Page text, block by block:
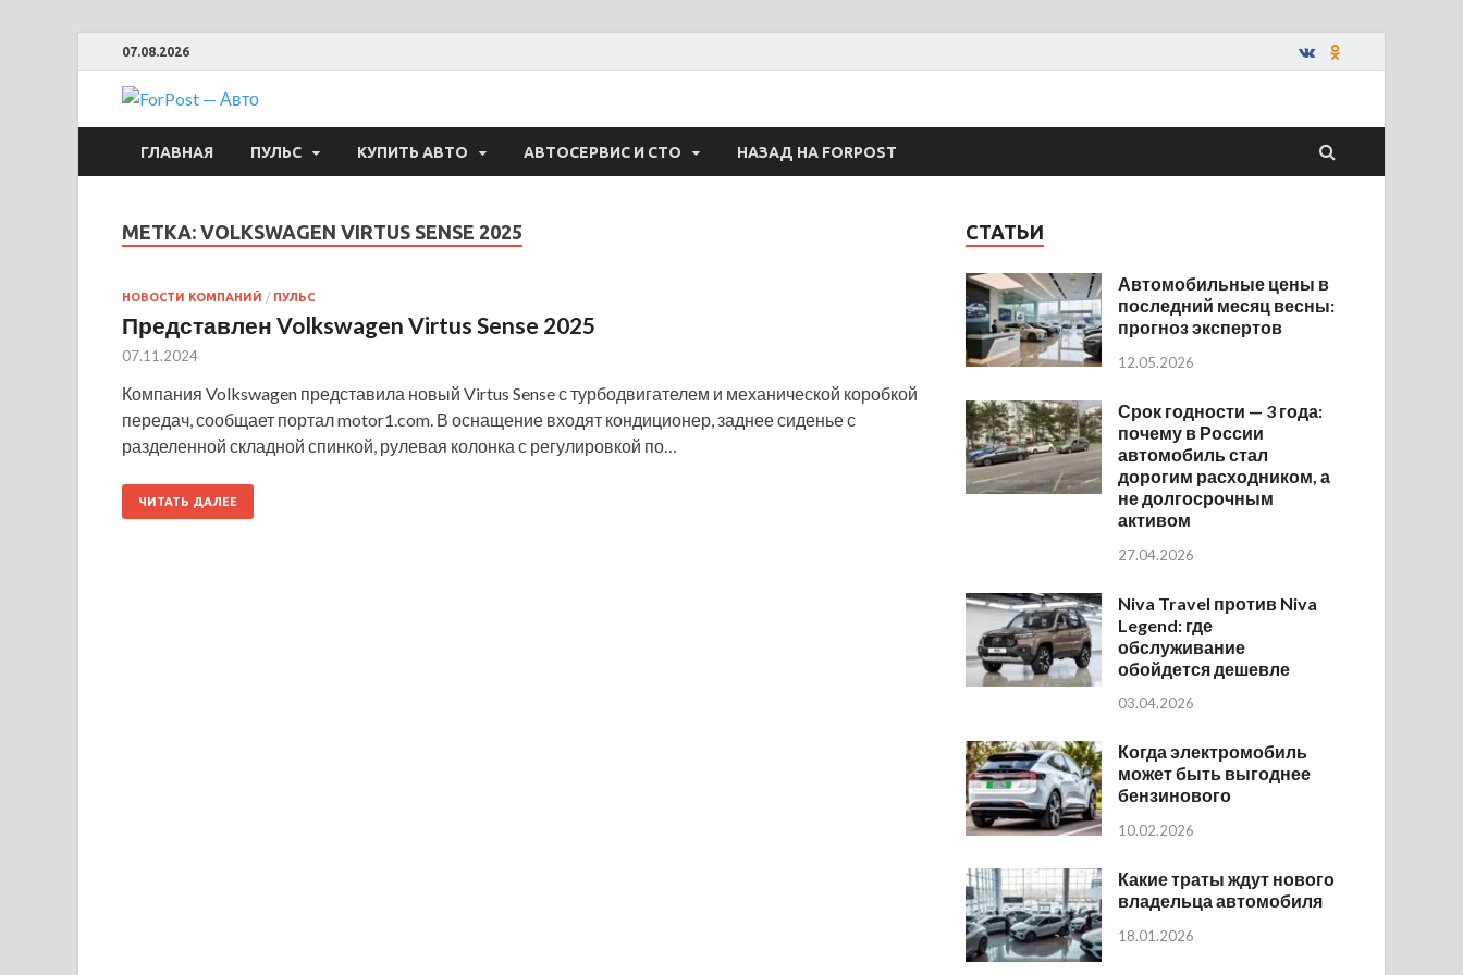
07.08.2026
ForPost — Авто
ГЛАВНАЯ ПУЛЬС КУПИТЬ АВТО АВТОСЕРВИС И СТО НАЗАД НА FORPOST
МЕТКА: VOLKSWAGEN VIRTUS SENSE 2025
НОВОСТИ КОМПАНИЙ / ПУЛЬС
Представлен Volkswagen Virtus Sense 2025
07.11.2024
Компания Volkswagen представила новый Virtus Sense с турбодвигателем и механической коробкой
передач, сообщает портал motor1.com. В оснащение входят кондиционер, заднее сиденье с
разделенной складной спинкой, рулевая колонка с регулировкой по…
ЧИТАТЬ ДАЛЕЕ
СТАТЬИ
Автомобильные цены в
последний месяц весны:
прогноз экспертов
12.05.2026
Срок годности — 3 года:
почему в России
автомобиль стал
дорогим расходником, а
не долгосрочным
активом
27.04.2026
Niva Travel против Niva
Legend: где
обслуживание
обойдется дешевле
03.04.2026
Когда электромобиль
может быть выгоднее
бензинового
10.02.2026
Какие траты ждут нового
владельца автомобиля
18.01.2026